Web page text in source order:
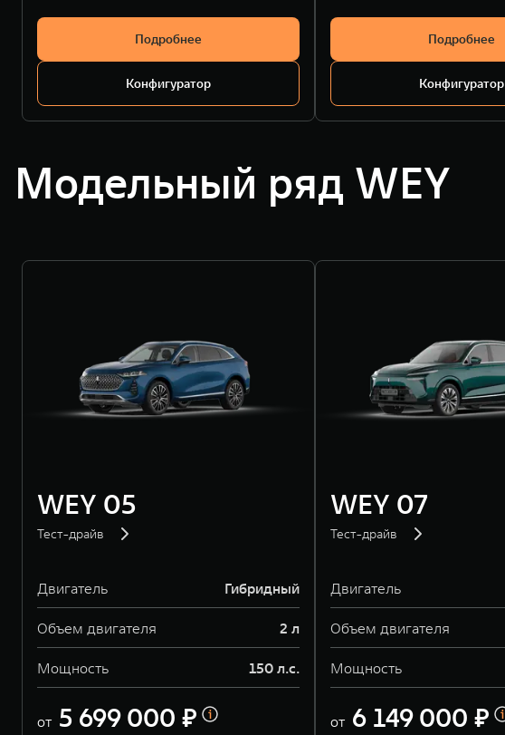
Подробнее
Конфигуратор
Подробнее
Конфигуратор
Модельный ряд WEY
WEY 05
Тест-драйв
Двигатель Гибридный
Объем двигателя 2 л
Мощность 150 л.с.
от 5 699 000 ₽
WEY 07
Тест-драйв
Двигатель
Объем двигателя
Мощность
от 6 149 000 ₽